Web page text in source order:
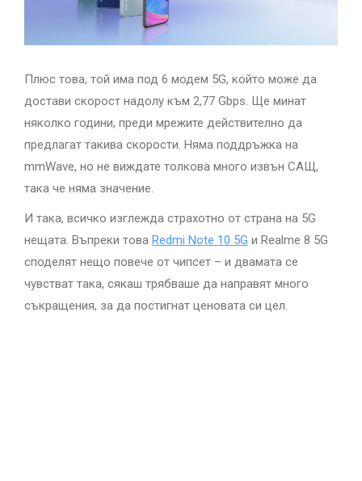
Плюс това, той има под 6 модем 5G, който може да
достави скорост надолу към 2,77 Gbps. Ще минат
няколко години, преди мрежите действително да
предлагат такива скорости. Няма поддръжка на
mmWave, но не виждате толкова много извън САЩ,
така че няма значение.
И така, всичко изглежда страхотно от страна на 5G
нещата. Въпреки това Redmi Note 10 5G и Realme 8 5G
споделят нещо повече от чипсет – и двамата се
чувстват така, сякаш трябваше да направят много
съкращения, за да постигнат ценовата си цел.